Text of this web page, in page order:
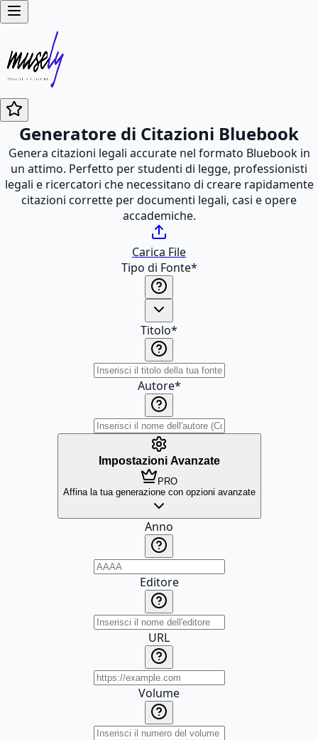
Generatore di Citazioni Bluebook
Genera citazioni legali accurate nel formato Bluebook in
un attimo. Perfetto per studenti di legge, professionisti
legali e ricercatori che necessitano di creare rapidamente
citazioni corrette per documenti legali, casi e opere
accademiche.
Carica File
Tipo di Fonte*
Titolo*
Autore*
Impostazioni Avanzate
PRO
Affina la tua generazione con opzioni avanzate
Anno
Editore
URL
Volume